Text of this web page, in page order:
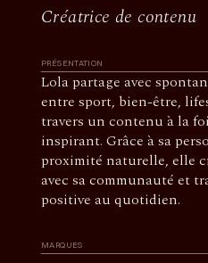
Créatrice de contenu
PRÉSENTATION
Lola partage avec
entre sport, bien-être,
travers un contenu à la
inspirant. Grâce à sa
proximité naturelle, elle
avec sa communauté et
positive au quotidien.
MARQUES